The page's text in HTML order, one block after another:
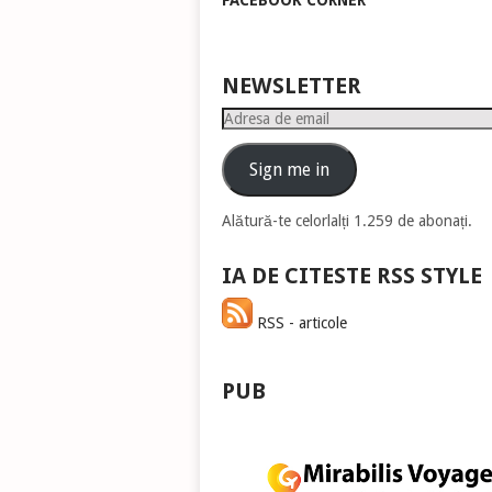
NEWSLETTER
Adresa
emailSign me in
Alătură-te celorlalți 1.259 de abonați.
IA DE CITESTE RSS STYLE
RSS - articole
PUB